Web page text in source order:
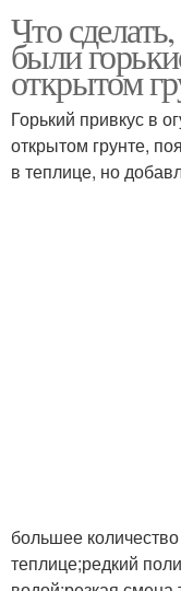
Огурец для
Что
были
открытом
Горький привкус в
открытом грунте,
в теплице, но
большее
теплице;редкий